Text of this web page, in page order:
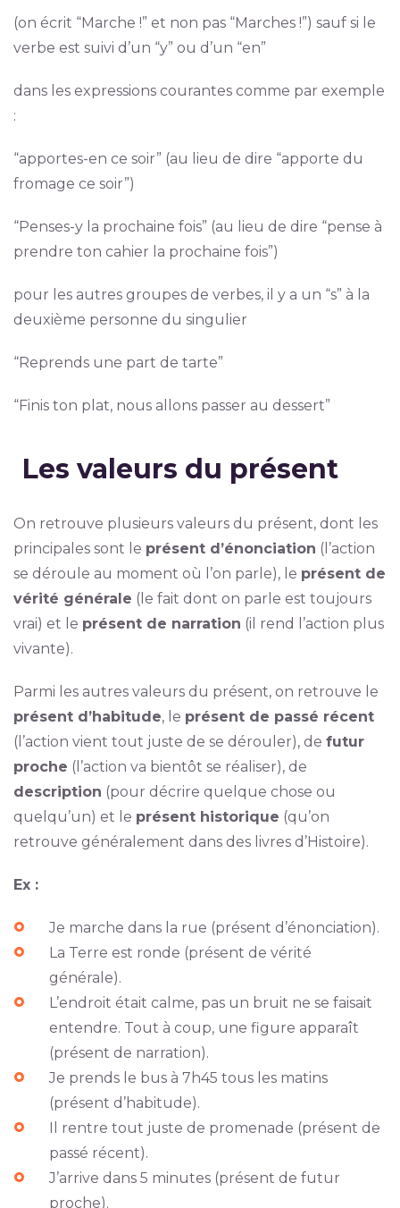
(on écrit “Marche !” et non pas “Marches !”) sauf si le
verbe est suivi d’un “y” ou d’un “en”
dans les expressions courantes comme par exemple
:
“apportes-en ce soir” (au lieu de dire “apporte du
fromage ce soir”)
“Penses-y la prochaine fois” (au lieu de dire “pense à
prendre ton cahier la prochaine fois”)
pour les autres groupes de verbes, il y a un “s” à la
deuxième personne du singulier
“Reprends une part de tarte”
“Finis ton plat, nous allons passer au dessert”
Les valeurs du présent
On retrouve plusieurs valeurs du présent, dont les
principales sont le présent d’énonciation (l’action
se déroule au moment où l’on parle), le présent de
vérité générale (le fait dont on parle est toujours
vrai) et le présent de narration (il rend l’action plus
vivante).
Parmi les autres valeurs du présent, on retrouve le
présent d’habitude, le présent de passé récent
(l’action vient tout juste de se dérouler), de futur
proche (l’action va bientôt se réaliser), de
description (pour décrire quelque chose ou
quelqu’un) et le présent historique (qu’on
retrouve généralement dans des livres d’Histoire).
Ex :
Je marche dans la rue (présent d’énonciation).
La Terre est ronde (présent de vérité
générale).
L’endroit était calme, pas un bruit ne se faisait
entendre. Tout à coup, une figure apparaît
(présent de narration).
Je prends le bus à 7h45 tous les matins
(présent d’habitude).
Il rentre tout juste de promenade (présent de
passé récent).
J’arrive dans 5 minutes (présent de futur
proche).